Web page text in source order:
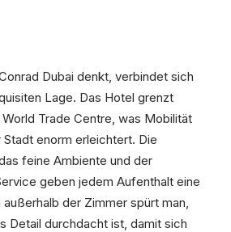
Dubai denkt, verbindet sich
Lage. Das Hotel grenzt
Trade Centre, was Mobilität
Stadt enorm erleichtert. Die
feine Ambiente und der
geben jedem Aufenthalt eine
der Zimmer spürt man,
Detail durchdacht ist, damit sich